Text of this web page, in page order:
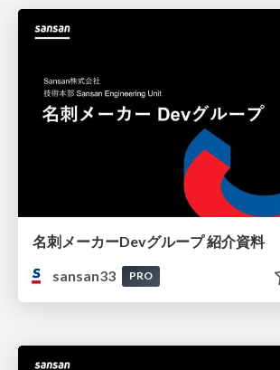
名刺メーカーDevグループ 紹介資料
sansan33
PRO